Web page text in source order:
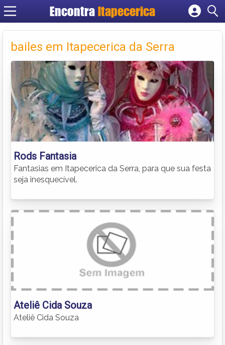
Encontra Itapecerica
Cadastrar empresa
Criar conta
bailes em Itapecerica da Serra
Rods Fantasia
Fantasias em Itapecerica da Serra, para que sua festa
seja inesquecível.
Ateliê Cida Souza
Ateliê Cida Souza